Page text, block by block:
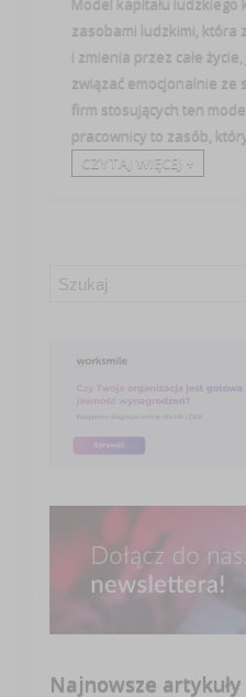
zasobami ludzkimi, która
i zmienia przez całe
związać emocjonalnie ze
firm stosujących ten
pracownicy to zasób,
CZYTAJ WIĘCEJ +
Najnowsze artykuły